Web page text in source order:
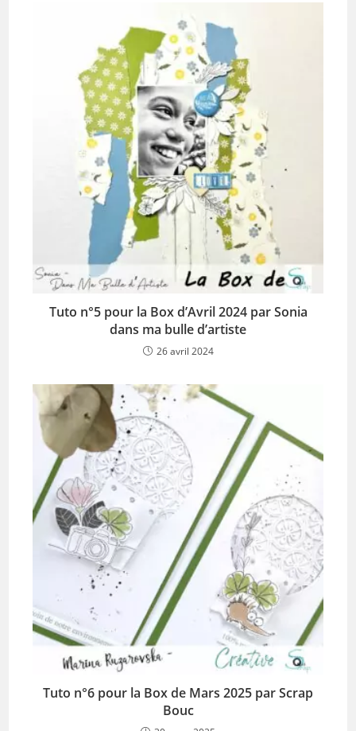
Tuto n°5 pour la Box d’Avril 2024 par Sonia
dans ma bulle d’artiste
26 avril 2024
Tuto n°6 pour la Box de Mars 2025 par Scrap
Bouc